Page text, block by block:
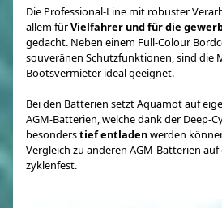
Die Professional-Line mit robuster
allem fürVielfahrer und für die
gedacht. Neben einem Full-Colour
souveränen Schutzfunktionen, sind die
Bootsvermieter ideal geeignet.
Bei den Batterien setzt Aquamot auf
AGM-Batterien, welche dank der Deep-
besonderstief entladenwerden
Vergleich zu anderen AGM-Batterien
zyklenfest.